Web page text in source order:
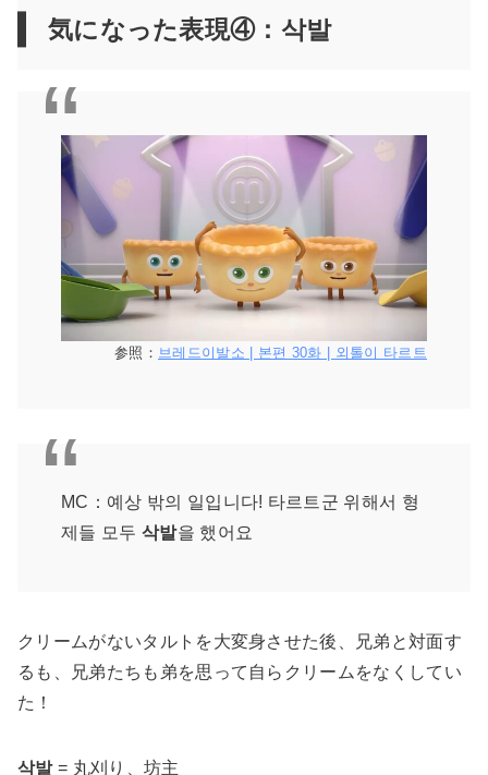
気になった表現④：삭발
参照： 브레드이발소 | 본편 30화 | 외톨이 타르트
MC：예상 밖의 일입니다! 타르트군 위해서 형
제들 모두 삭발을 했어요
クリームがないタルトを大変身させた後、兄弟と対面す
るも、兄弟たちも弟を思って自らクリームをなくしてい
た！
삭발= 丸刈り、坊主